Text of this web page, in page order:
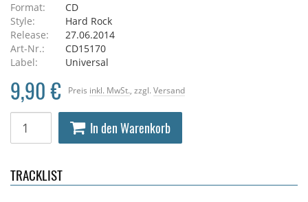
Format:
CD
Style:
Hard Rock
Release:
27.06.2014
Art-Nr.:
CD15170
Label:
Universal
Preis inkl. MwSt. , zzgl. Versand
9,90 €
In den Warenkorb
TRACKLIST